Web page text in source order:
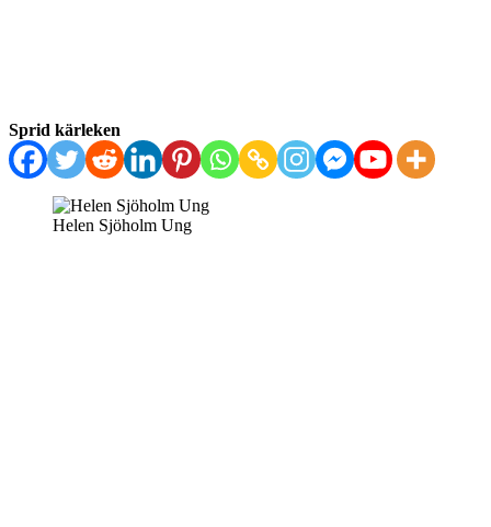
Sprid kärleken
Helen Sjöholm Ung